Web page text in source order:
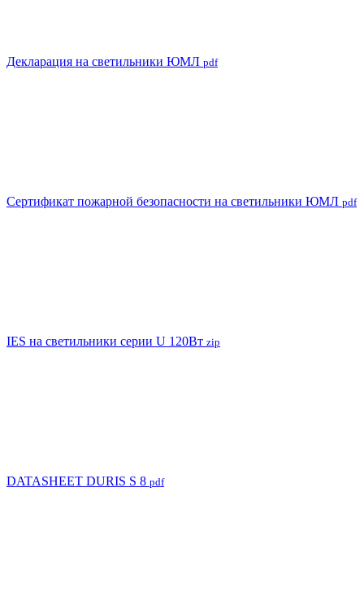
Декларация на светильники ЮМЛ pdf
Сертификат пожарной безопасности на светильники ЮМЛ pdf
IES на светильники серии U 120Вт zip
DATASHEET DURIS S 8 pdf